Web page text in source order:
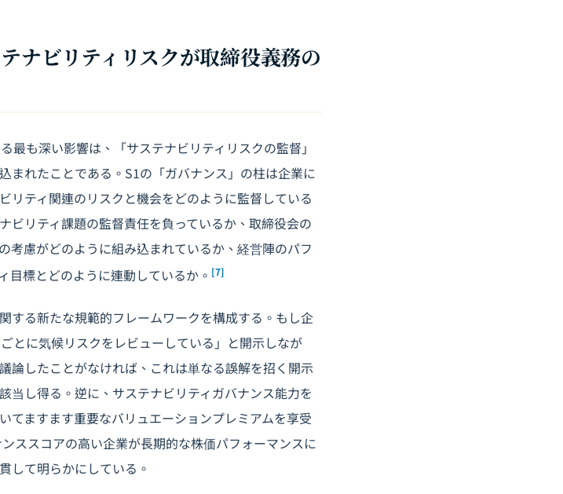
ナビリティリスクが取締役義務の
最も深い影響は、「サステナビリティリスクの監督」
まれたことである。S1の「ガバナンス」の柱は企業に
リティ関連のリスクと機会をどのように監督している
ビリティ課題の監督責任を負っているか、取締役会の
考慮がどのように組み込まれているか、経営陣のパフ
目標とどのように連動しているか。 [7]
する新たな規範的フレームワークを構成する。もし企
とに気候リスクをレビューしている」と開示しなが
論したことがなければ、これは単なる誤解を招く開示
当し得る。逆に、サステナビリティガバナンス能力を
てますます重要なバリュエーションプレミアムを享受
ススコアの高い企業が長期的な株価パフォーマンスに
して明らかにしている。